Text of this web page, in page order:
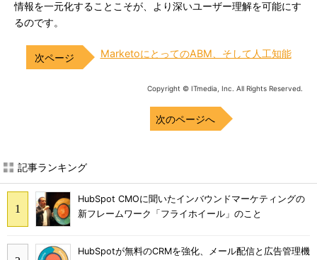
情報を一元化することこそが、より深いユーザー理解を可能にす
るのです。
MarketoにとってのABM、そして人工知能
Copyright © ITmedia, Inc. All Rights Reserved.
次のページへ
記事ランキング
HubSpot CMOに聞いたインバウンドマーケティングの
新フレームワーク「フライホイール」のこと
HubSpotが無料のCRMを強化、メール配信と広告管理機